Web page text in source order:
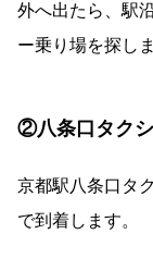
外へ出たら、駅
ー乗り場を探しま
②八条口タク
京都駅八条口タ
で到着します。